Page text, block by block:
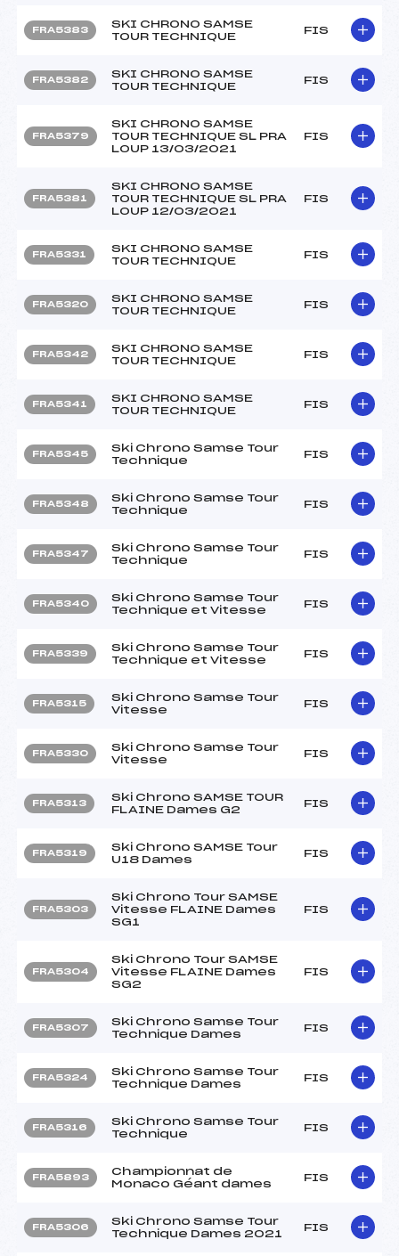
FRA5383
SKI CHRONO SAMSE
TOUR TECHNIQUE
FIS
FRA5382
SKI CHRONO SAMSE
TOUR TECHNIQUE
FIS
FRA5379
SKI CHRONO SAMSE
TOUR TECHNIQUE SL PRA
LOUP 13/03/2021
FIS
FRA5381
SKI CHRONO SAMSE
TOUR TECHNIQUE SL PRA
LOUP 12/03/2021
FIS
FRA5331
SKI CHRONO SAMSE
TOUR TECHNIQUE
FIS
FRA5320
SKI CHRONO SAMSE
TOUR TECHNIQUE
FIS
FRA5342
SKI CHRONO SAMSE
TOUR TECHNIQUE
FIS
FRA5341
SKI CHRONO SAMSE
TOUR TECHNIQUE
FIS
FRA5345
Ski Chrono Samse Tour
Technique
FIS
FRA5348
Ski Chrono Samse Tour
Technique
FIS
FRA5347
Ski Chrono Samse Tour
Technique
FIS
FRA5340
Ski Chrono Samse Tour
Technique et Vitesse
FIS
FRA5339
Ski Chrono Samse Tour
Technique et Vitesse
FIS
FRA5315
Ski Chrono Samse Tour
Vitesse
FIS
FRA5330
Ski Chrono Samse Tour
Vitesse
FIS
FRA5313
Ski Chrono SAMSE TOUR
FLAINE Dames G2
FIS
FRA5319
Ski Chrono SAMSE Tour
U18 Dames
FIS
FRA5303
Ski Chrono Tour SAMSE
Vitesse FLAINE Dames
SG1
FIS
FRA5304
Ski Chrono Tour SAMSE
Vitesse FLAINE Dames
SG2
FIS
FRA5307
Ski Chrono Samse Tour
Technique Dames
FIS
FRA5324
Ski Chrono Samse Tour
Technique Dames
FIS
FRA5316
Ski Chrono Samse Tour
Technique
FIS
FRA5893
Championnat de
Monaco Géant dames
FIS
FRA5306
Ski Chrono Samse Tour
Technique Dames 2021
FIS